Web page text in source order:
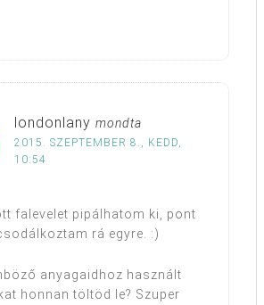
londonlany mondta
2015. SZEPTEMBER 8., KEDD,
10:54
falevelet pipálhatom ki, pont
rá egyre. :)
anyagaidhoz használt
honnan töltöd le? Szuper